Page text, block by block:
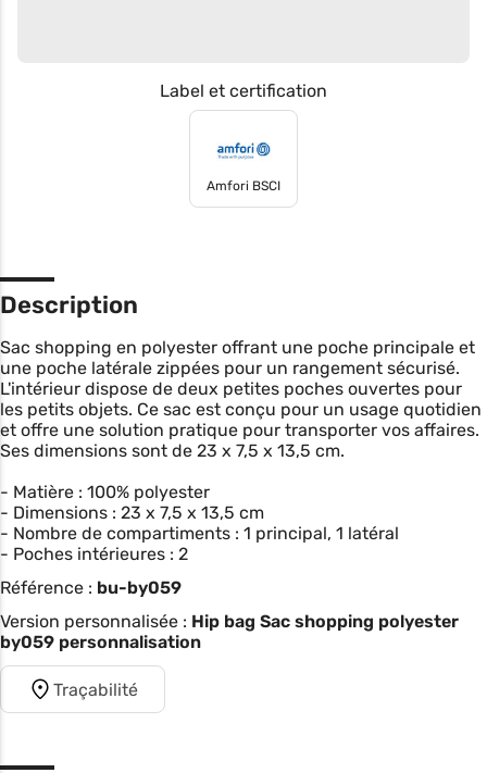
Label et certification
Amfori BSCI
Description
Sac shopping en polyester offrant une poche principale et
une poche latérale zippées pour un rangement sécurisé.
L'intérieur dispose de deux petites poches ouvertes pour
les petits objets. Ce sac est conçu pour un usage quotidien
et offre une solution pratique pour transporter vos affaires.
Ses dimensions sont de 23 x 7,5 x 13,5 cm.
- Matière : 100% polyester
- Dimensions : 23 x 7,5 x 13,5 cm
- Nombre de compartiments : 1 principal, 1 latéral
- Poches intérieures : 2
Référence : bu-by059
Version personnalisée : Hip bag Sac shopping polyester
by059 personnalisation
Traçabilité